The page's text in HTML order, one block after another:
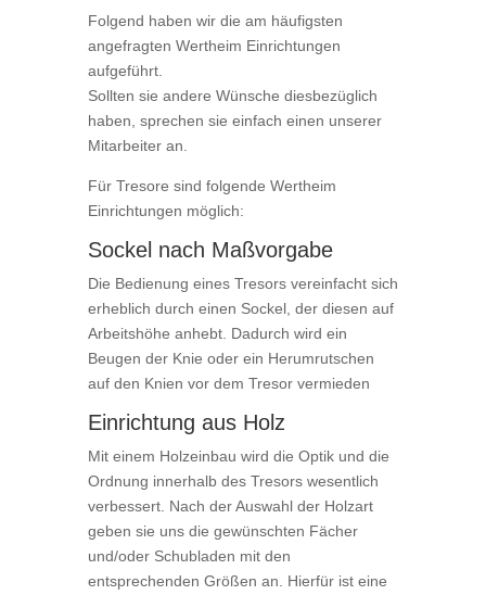
Folgend haben wir die am häufigsten
angefragten Wertheim Einrichtungen
aufgeführt.
Sollten sie andere Wünsche diesbezüglich
haben, sprechen sie einfach einen unserer
Mitarbeiter an.
Für Tresore sind folgende Wertheim
Einrichtungen möglich:
Sockel nach Maßvorgabe
Die Bedienung eines Tresors vereinfacht sich
erheblich durch einen Sockel, der diesen auf
Arbeitshöhe anhebt. Dadurch wird ein
Beugen der Knie oder ein Herumrutschen
auf den Knien vor dem Tresor vermieden
Einrichtung aus Holz
Mit einem Holzeinbau wird die Optik und die
Ordnung innerhalb des Tresors wesentlich
verbessert. Nach der Auswahl der Holzart
geben sie uns die gewünschten Fächer
und/oder Schubladen mit den
entsprechenden Größen an. Hierfür ist eine